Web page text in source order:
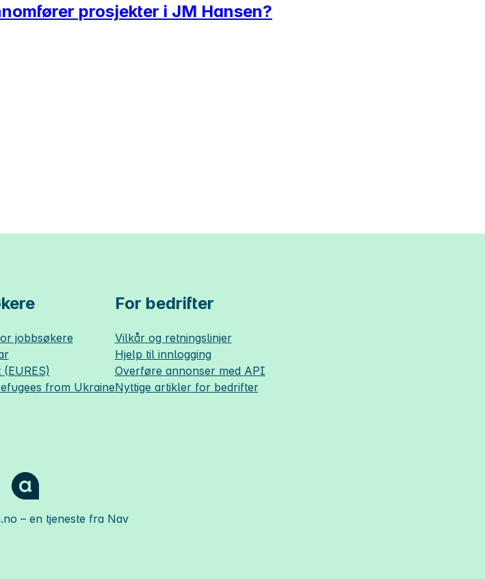
prosjekter i JM Hansen?
jobbsøkere
from Ukraine
For bedrifter
Vilkår og retningslinjer
Hjelp til innlogging
Overføre annonser med API
Nyttige artikler for bedrifter
– en tjeneste fra Nav